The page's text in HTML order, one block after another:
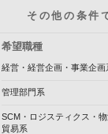
その他の条件
希望職種
経営・経営企画・事業企画
管理部門系
SCM・ロジスティクス・物
貿易系